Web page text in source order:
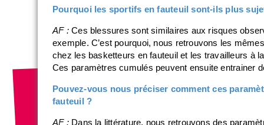
Pourquoi les sportifs en fauteuil sont-ils plus
AF :Ces blessures sont similaires aux risques
exemple. C’est pourquoi, nous retrouvons les
chez les basketteurs en fauteuil et les travailleurs à
Ces paramètres cumulés peuvent ensuite entrainer
Pouvez-vous nous préciser comment ces
fauteuil ?
AF :Dans la littérature, nous retrouvons des